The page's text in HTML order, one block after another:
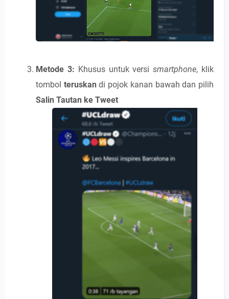
Metode 3: Khusus untuk versismartphone, klik
tombol teruskan di pojok kanan bawah dan pilih
Salin Tautan ke Tweet